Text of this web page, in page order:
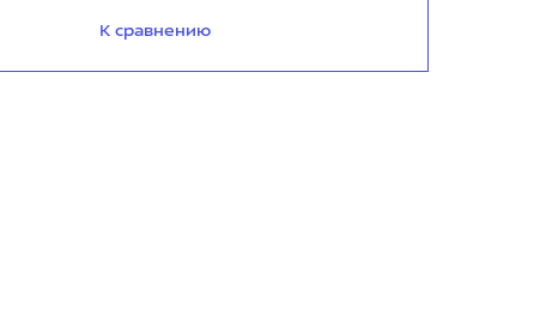
К сравнению